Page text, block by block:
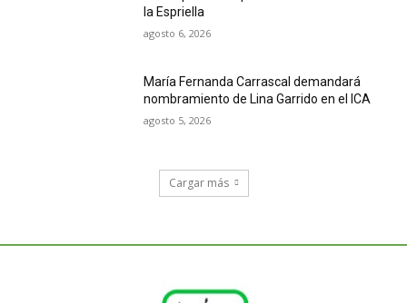
la Espriella
agosto 6, 2026
María Fernanda Carrascal demandará
nombramiento de Lina Garrido en el ICA
agosto 5, 2026
Cargar más